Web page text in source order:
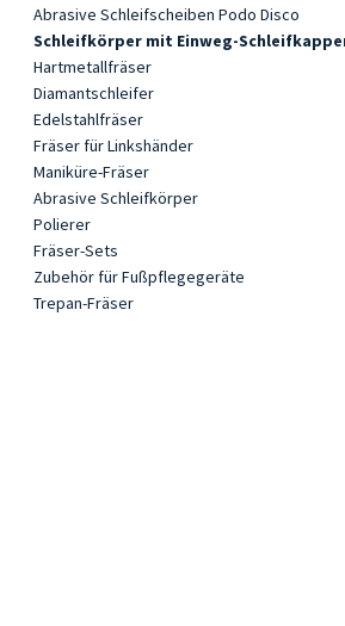
Abrasive Schleifscheiben Podo Disco
Schleifkörper mit Einweg-
Hartmetallfräser
Diamantschleifer
Edelstahlfräser
Fräser für Linkshänder
Maniküre-Fräser
Abrasive Schleifkörper
Polierer
Fräser-Sets
Zubehör für Fußpflegegeräte
Trepan-Fräser